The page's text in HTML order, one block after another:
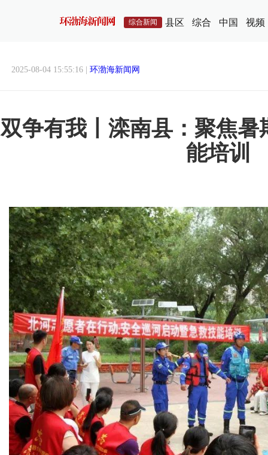
综合新闻 县区 综合 中国 视频
2025-08-04 15:55:16 | 环渤海新闻网
双争有我丨滦南县：聚焦暑
能培训